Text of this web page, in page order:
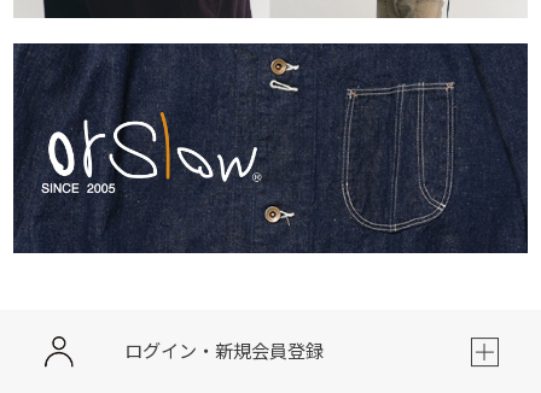
ログイン・新規会員登録